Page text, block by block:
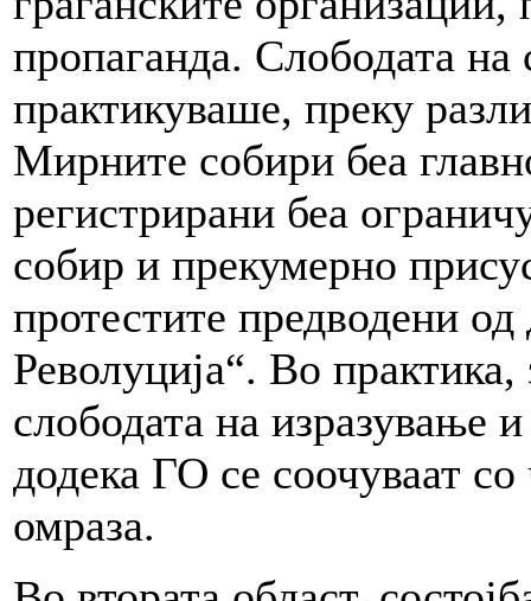
пропаганда. Слободата на
практикуваше, преку
Мирните собири беа
регистрирани беа
собир и прекумерно
протестите предводени
Револуција“. Во
слободата на изразување
додека ГО се соочуваат
омраза.